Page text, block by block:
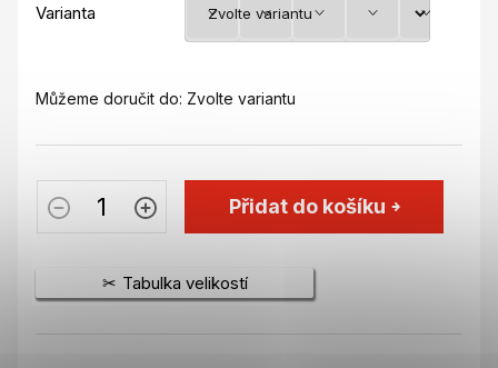
Varianta
Můžeme doručit do: Zvolte variantu
Přidat do košíku
Tabulka velikostí